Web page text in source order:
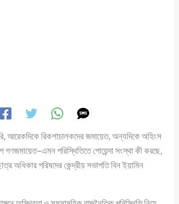
আরেকদিকে রিকশাচালকদের জমায়েত, অন্যদিকে অহিংস
গণজমায়েত–এমন পরিস্থিতিতে গোয়েন্দা সংস্থা কী করছে,
অধিকার পরিষদের কেন্দ্রীয় সভাপতি বিন ইয়ামিন